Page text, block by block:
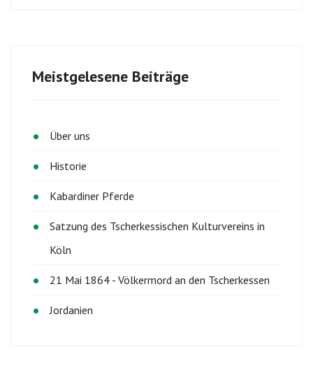
Meistgelesene Beiträge
Über uns
Historie
Kabardiner Pferde
Satzung des Tscherkessischen Kulturvereins in
Köln
21 Mai 1864 - Völkermord an den Tscherkessen
Jordanien